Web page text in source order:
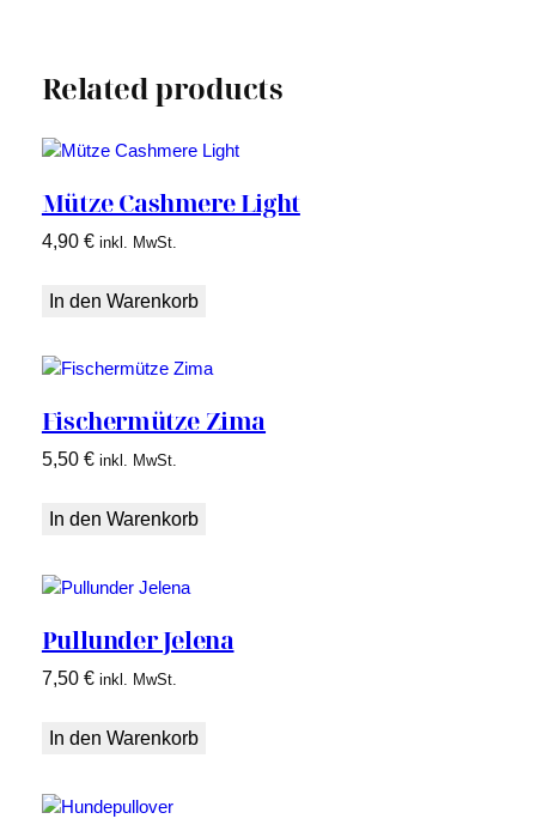
Related products
Mütze Cashmere Light
4,90 € inkl. MwSt.
In den Warenkorb
Fischermütze Zima
5,50 € inkl. MwSt.
In den Warenkorb
Pullunder Jelena
7,50 € inkl. MwSt.
In den Warenkorb